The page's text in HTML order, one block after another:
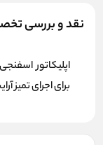
نقد و بررسی
برای اجرای